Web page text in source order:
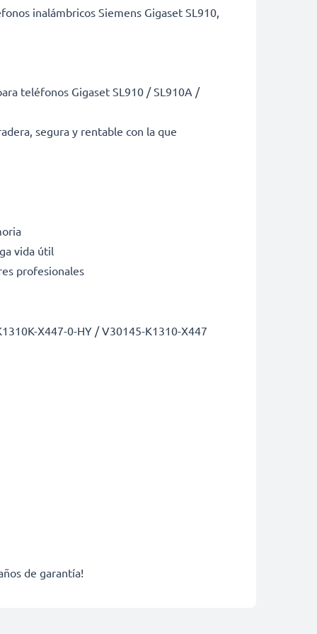
inalámbricos Siemens Gigaset SL910,
teléfonos Gigaset SL910 / SL910A /
segura y rentable con la que
vida útil
profesionales
X447-0-HY / V30145-K1310-X447
de garantía!